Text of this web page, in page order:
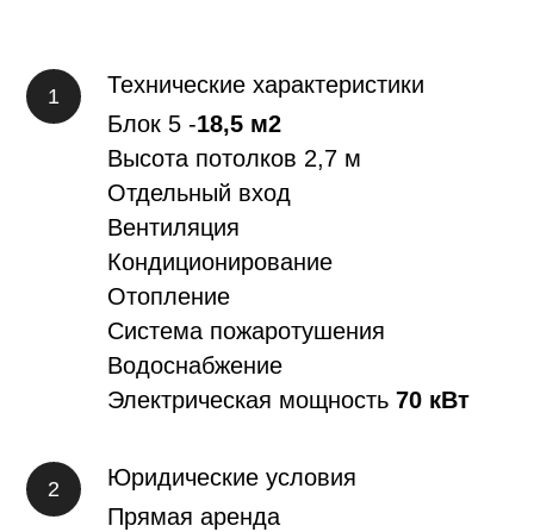
Технические характеристики
Блок 5 -18,5 м2
Высота потолков 2,7 м
Отдельный вход
Вентиляция
Кондиционирование
Отопление
Система пожаротушения
Водоснабжение
Электрическая мощность 70 кВт
Юридические условия
Прямая аренда